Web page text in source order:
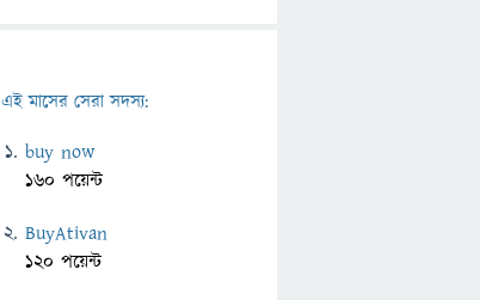
এই মাসের সেরা সদস্য:
buy now
160 পয়েন্ট
BuyAtivan
120 পয়েন্ট